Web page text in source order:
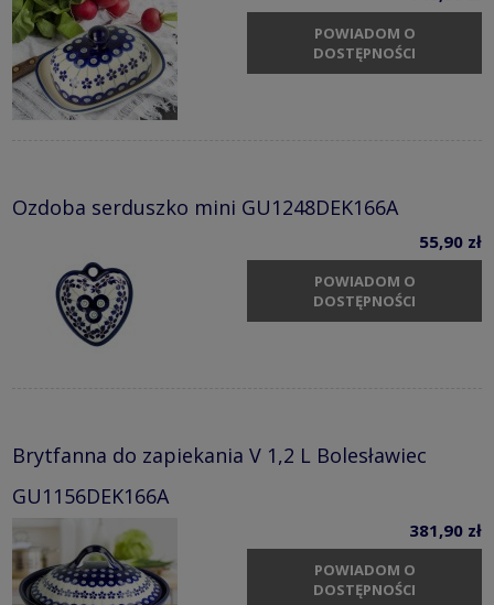
POWIADOM O
DOSTĘPNOŚCI
Ozdoba serduszko mini GU1248DEK166A
55,90 zł
POWIADOM O
DOSTĘPNOŚCI
Brytfanna do zapiekania V 1,2 L Bolesławiec
GU1156DEK166A
381,90 zł
POWIADOM O
DOSTĘPNOŚCI